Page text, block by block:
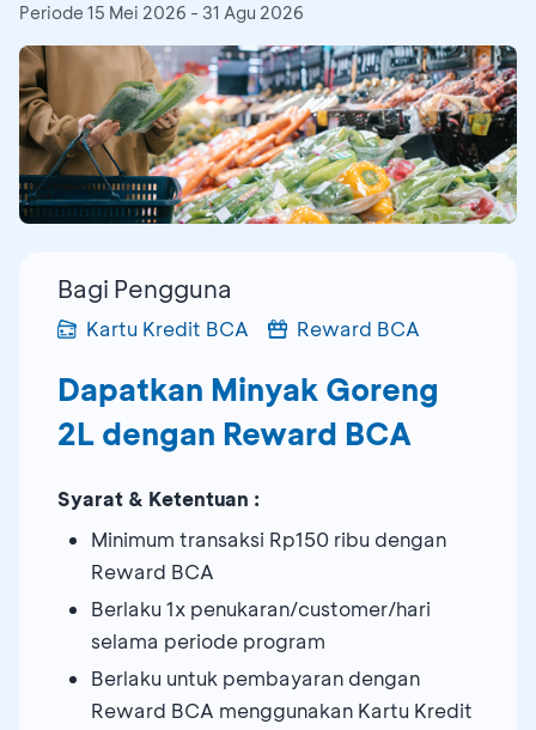
Periode 15 Mei 2026 - 31 Agu 2026
Bagi Pengguna
Kartu Kredit BCA Reward BCA
Dapatkan Minyak Goreng
2L dengan Reward BCA
Syarat & Ketentuan :
Minimum transaksi Rp150 ribu dengan
Reward BCA
Berlaku 1x penukaran/customer/hari
selama periode program
Berlaku untuk pembayaran dengan
Reward BCA menggunakan Kartu Kredit